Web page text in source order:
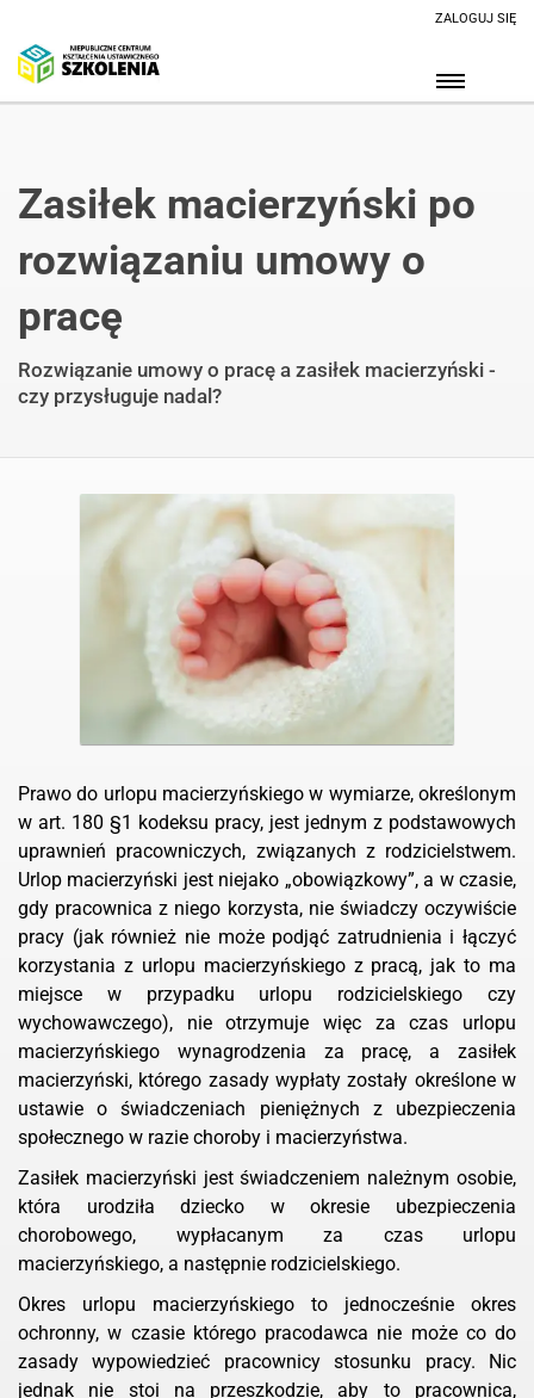
ZALOGUJ SIĘ
Zasiłek macierzyński po
rozwiązaniu umowy o
pracę
Rozwiązanie umowy o pracę a zasiłek macierzyński -
czy przysługuje nadal?
Prawo do urlopu macierzyńskiego w wymiarze, określonym
w art. 180 §1 kodeksu pracy, jest jednym z podstawowych
uprawnień pracowniczych, związanych z rodzicielstwem.
Urlop macierzyński jest niejako „obowiązkowy”, a w czasie,
gdy pracownica z niego korzysta, nie świadczy oczywiście
pracy (jak również nie może podjąć zatrudnienia i łączyć
korzystania z urlopu macierzyńskiego z pracą, jak to ma
miejsce w przypadku urlopu rodzicielskiego czy
wychowawczego), nie otrzymuje więc za czas urlopu
macierzyńskiego wynagrodzenia za pracę, a zasiłek
macierzyński, którego zasady wypłaty zostały określone w
ustawie o świadczeniach pieniężnych z ubezpieczenia
społecznego w razie choroby i macierzyństwa.
Zasiłek macierzyński jest świadczeniem należnym osobie,
która urodziła dziecko w okresie ubezpieczenia
chorobowego, wypłacanym za czas urlopu
macierzyńskiego, a następnie rodzicielskiego.
Okres urlopu macierzyńskiego to jednocześnie okres
ochronny, w czasie którego pracodawca nie może co do
zasady wypowiedzieć pracownicy stosunku pracy. Nic
jednak nie stoi na przeszkodzie, aby to pracownica,